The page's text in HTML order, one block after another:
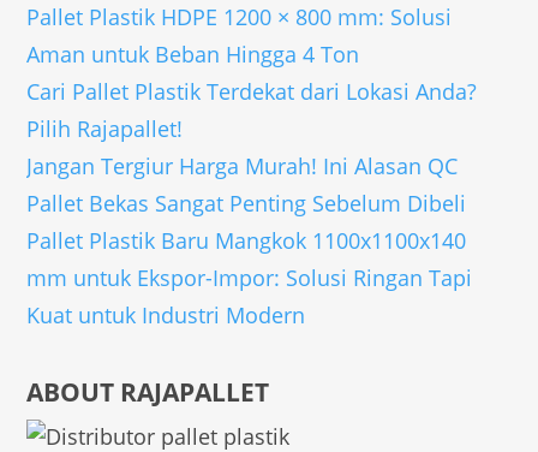
Pallet Plastik HDPE 1200 × 800 mm: Solusi
Aman untuk Beban Hingga 4 Ton
Cari Pallet Plastik Terdekat dari Lokasi Anda?
Pilih Rajapallet!
Jangan Tergiur Harga Murah! Ini Alasan QC
Pallet Bekas Sangat Penting Sebelum Dibeli
Pallet Plastik Baru Mangkok 1100x1100x140
mm untuk Ekspor-Impor: Solusi Ringan Tapi
Kuat untuk Industri Modern
ABOUT RAJAPALLET